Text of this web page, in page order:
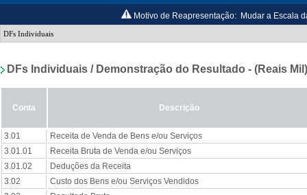
Motivo de Reapresentação: Mudar a Escala